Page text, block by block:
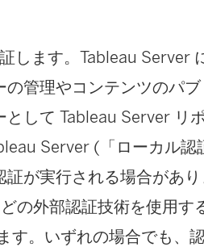
します。Tableau Server
管理やコンテンツのパ
して Tableau Server リ
Server (「ローカル
が実行される場合があり
の外部認証技術を使用す
す。いずれの場合でも、